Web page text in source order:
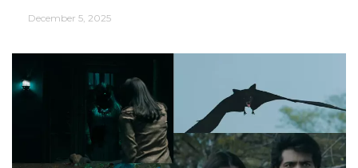
December 5, 2025